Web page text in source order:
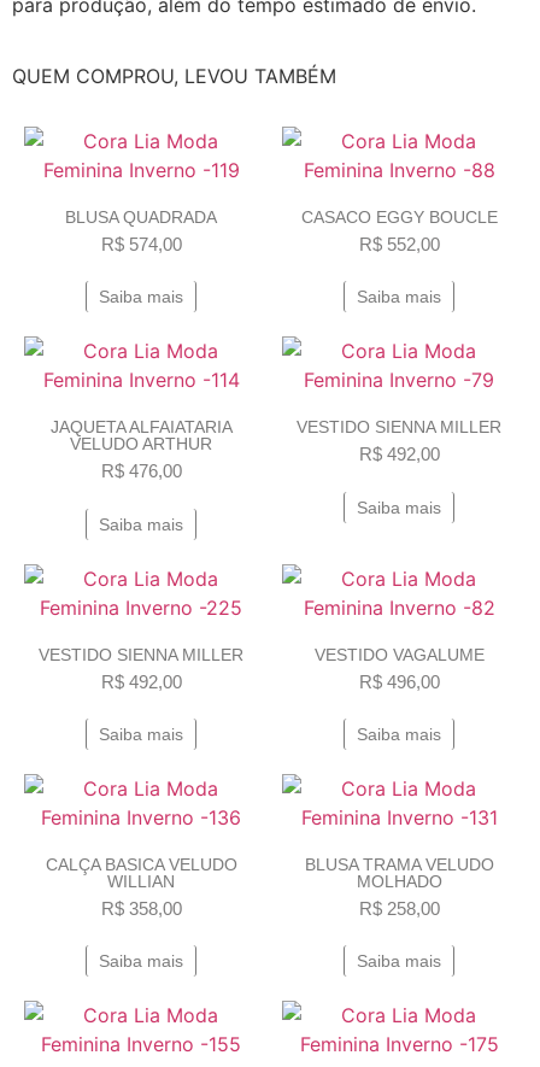
para produção, além do tempo estimado de envio.
QUEM COMPROU, LEVOU TAMBÉM
BLUSA QUADRADA
R$574,00
Saiba mais
CASACO EGGY BOUCLE
R$552,00
Saiba mais
JAQUETA ALFAIATARIA
VELUDO ARTHUR
R$476,00
Saiba mais
VESTIDO SIENNA MILLER
R$492,00
Saiba mais
VESTIDO SIENNA MILLER
R$492,00
Saiba mais
VESTIDO VAGALUME
R$496,00
Saiba mais
CALÇA BASICA VELUDO
WILLIAN
R$358,00
Saiba mais
BLUSA TRAMA VELUDO
MOLHADO
R$258,00
Saiba mais